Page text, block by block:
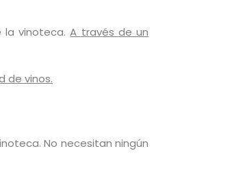
la vinoteca.A través de un
de vinos.
No necesitan ningún